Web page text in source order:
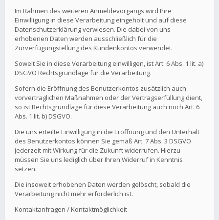
Im Rahmen des weiteren Anmeldevorgangs wird Ihre
Einwilligung in diese Verarbeitung eingeholt und auf diese
Datenschutzerklärung verwiesen. Die dabei von uns
erhobenen Daten werden ausschließlich für die
Zurverfügungstellung des Kundenkontos verwendet.
Soweit Sie in diese Verarbeitung einwilligen, ist Art. 6 Abs. 1 lit. a)
DSGVO Rechtsgrundlage für die Verarbeitung.
Sofern die Eröffnung des Benutzerkontos zusätzlich auch
vorvertraglichen Maßnahmen oder der Vertragserfüllung dient,
so ist Rechtsgrundlage für diese Verarbeitung auch noch Art. 6
Abs. 1 lit. b) DSGVO.
Die uns erteilte Einwilligung in die Eröffnung und den Unterhalt
des Benutzerkontos können Sie gemäß Art. 7 Abs. 3 DSGVO
jederzeit mit Wirkung für die Zukunft widerrufen. Hierzu
müssen Sie uns lediglich über Ihren Widerruf in Kenntnis
setzen.
Die insoweit erhobenen Daten werden gelöscht, sobald die
Verarbeitung nicht mehr erforderlich ist.
Kontaktanfragen / Kontaktmöglichkeit